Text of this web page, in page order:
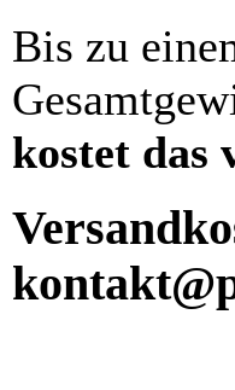
Bis zu
kostet das